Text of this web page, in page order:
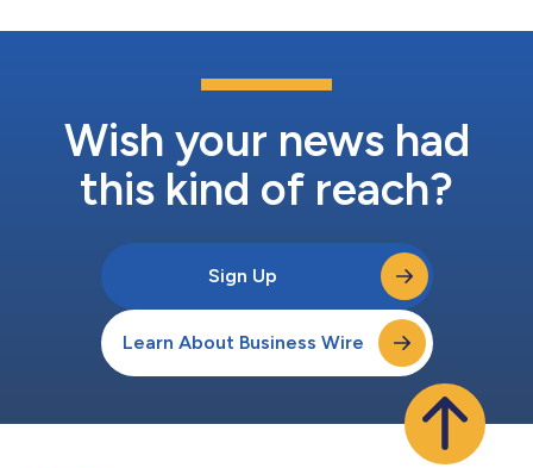
が再燃しており、応募コンテンツ数の急増が見込まれています。
イフスタイル」が、ソウル旅行を楽しむうえで持つ意味を独自に
解釈し、映像化した動画を披露することになります。応募期間は
月となります。コンテストには誰でも...
Wish your news had
this kind of reach?
Sign Up
Learn About Business Wire